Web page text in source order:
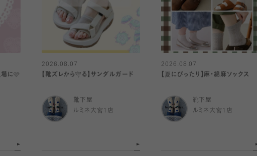
場に🩷
2026.08.07
【靴ズレから守る】サンダルガード
靴下屋
ルミネ大宮1店
2026.08.07
【夏にぴったり】麻・綿麻ソックス
靴下屋
ルミネ大宮1店